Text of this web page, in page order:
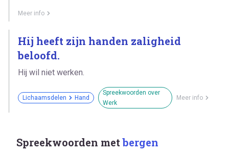
Meer info
Hij heeft zijn handen zaligheid
beloofd.
Hij wil niet werken.
Lichaamsdelen Hand
Spreekwoorden over
Werk
Meer info
Spreekwoorden metbergen